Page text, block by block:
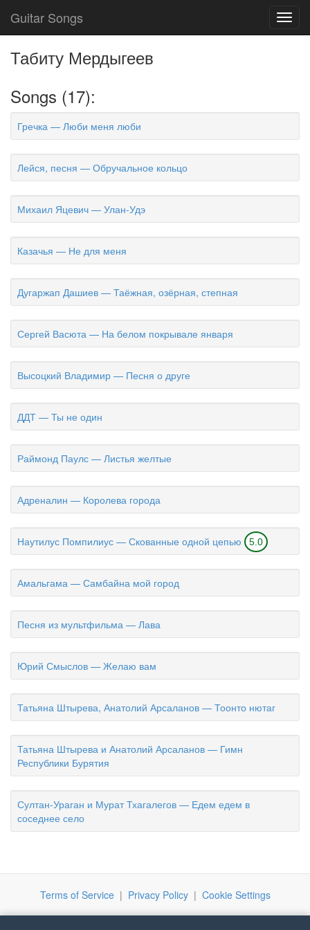
Guitar Songs
Табиту Мердыгеев
Songs (17):
Гречка — Люби меня люби
Лейся, песня — Обручальное кольцо
Михаил Яцевич — Улан-Удэ
Казачья — Не для меня
Дугаржап Дашиев — Таёжная, озёрная, степная
Сергей Васюта — На белом покрывале января
Высоцкий Владимир — Песня о друге
ДДТ — Ты не один
Раймонд Паулс — Листья желтые
Адреналин — Королева города
Наутилус Помпилиус — Скованные одной цепью 5.0
Амальгама — Самбайна мой город
Песня из мультфильма — Лава
Юрий Смыслов — Желаю вам
Татьяна Штырева, Анатолий Арсаланов — Тоонто нютаг
Татьяна Штырева и Анатолий Арсаланов — Гимн
Республики Бурятия
Султан-Ураган и Мурат Тхагалегов — Едем едем в
соседнее село
Terms of Service| Privacy Policy| Cookie Settings